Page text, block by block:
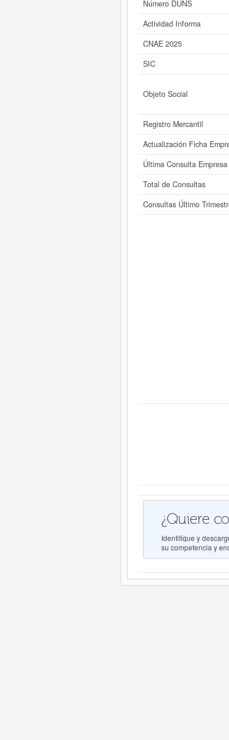
Número DUNS
Actividad Informa
CNAE 2025
SIC
Objeto Social
Registro Mercantil
Actualización Ficha
Última Consulta Empresa
Total de Consultas
Consultas Último
¿Quiere
Identifique y
su competencia y